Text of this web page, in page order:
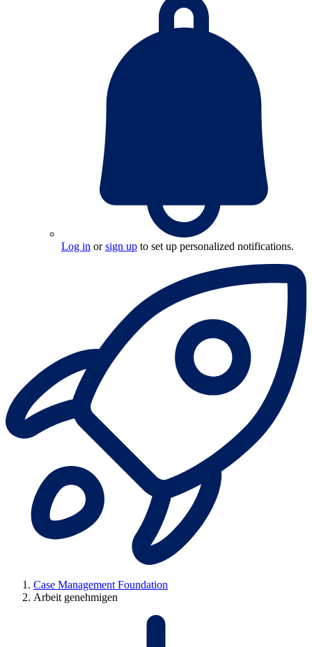
Log in orsign up to set up personalized notifications.
Case Management Foundation
Arbeit genehmigen